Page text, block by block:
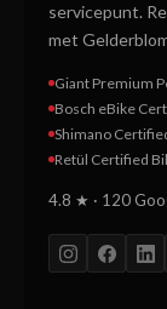
servicepunt.
met
Giant Premium
Bosch eBike
Shimano
Retül Certified
4.8 ★ · 120